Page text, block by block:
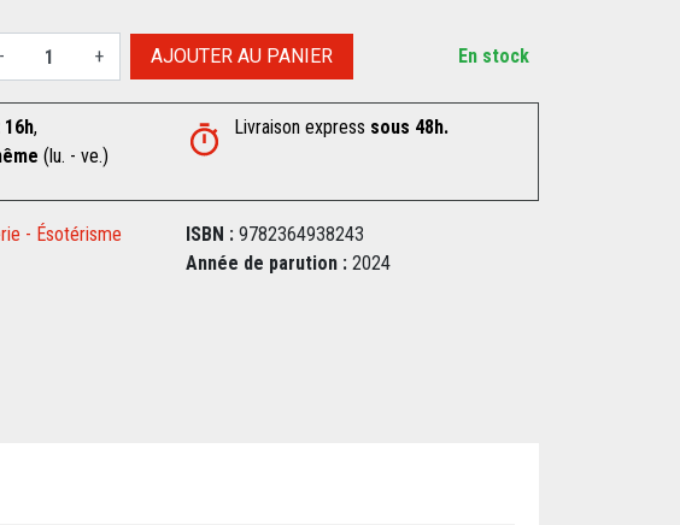
- + AJOUTER AU PANIER En stock
,
(lu. - ve.)
Livraison express sous 48h.
- Ésotérisme ISBN : 9782364938243
Année de parution : 2024